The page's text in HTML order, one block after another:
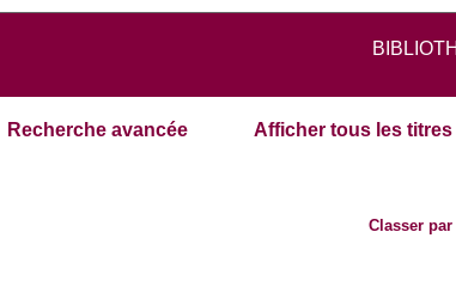
Recherche avancée Afficher tous les titres
Classer par